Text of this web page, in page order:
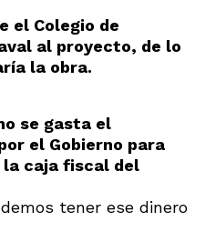
el Colegio de
al proyecto, de lo
la obra.
se gasta el
el Gobierno para
caja fiscal del
tener ese dinero